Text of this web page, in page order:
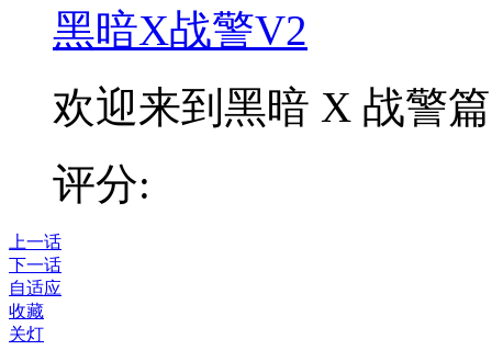
黑暗X战警V2
欢迎来到黑暗 X 战警
评分:
上一话
下一话
自适应
收藏
关灯